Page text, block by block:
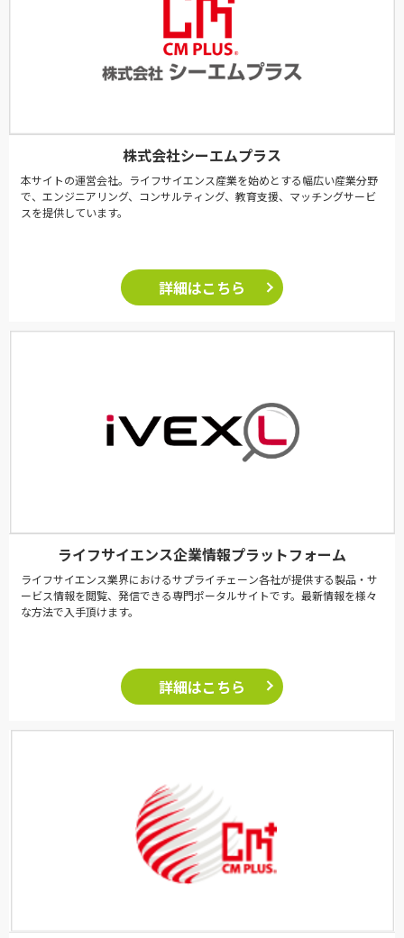
株式会社シーエムプラス
本サイトの運営会社。ライフサイエンス産業を始めとする幅広い産業分野
で、エンジニアリング、コンサルティング、教育支援、マッチングサービ
スを提供しています。
詳細はこちら
ライフサイエンス企業情報プラットフォーム
ライフサイエンス業界におけるサプライチェーン各社が提供する製品・サ
ービス情報を閲覧、発信できる専門ポータルサイトです。最新情報を様々
な方法で入手頂けます。
詳細はこちら